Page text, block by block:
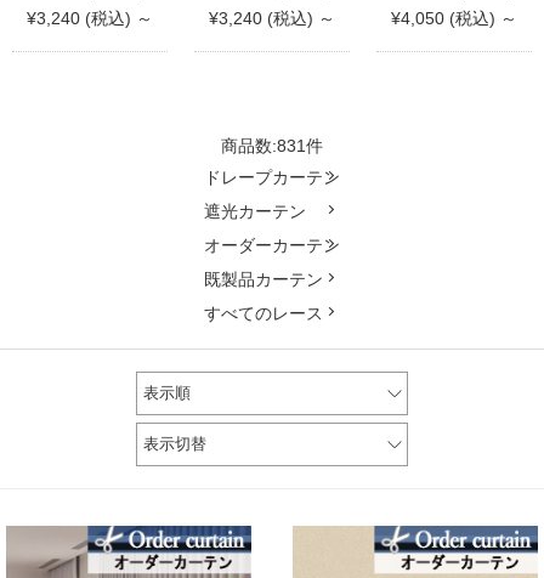
¥3,240 (税込) ～
¥3,240 (税込) ～
¥4,050 (税込) ～
商品数:831件
ドレープカーテン
遮光カーテン
オーダーカーテン
既製品カーテン
すべてのレース
表示順
表示切替